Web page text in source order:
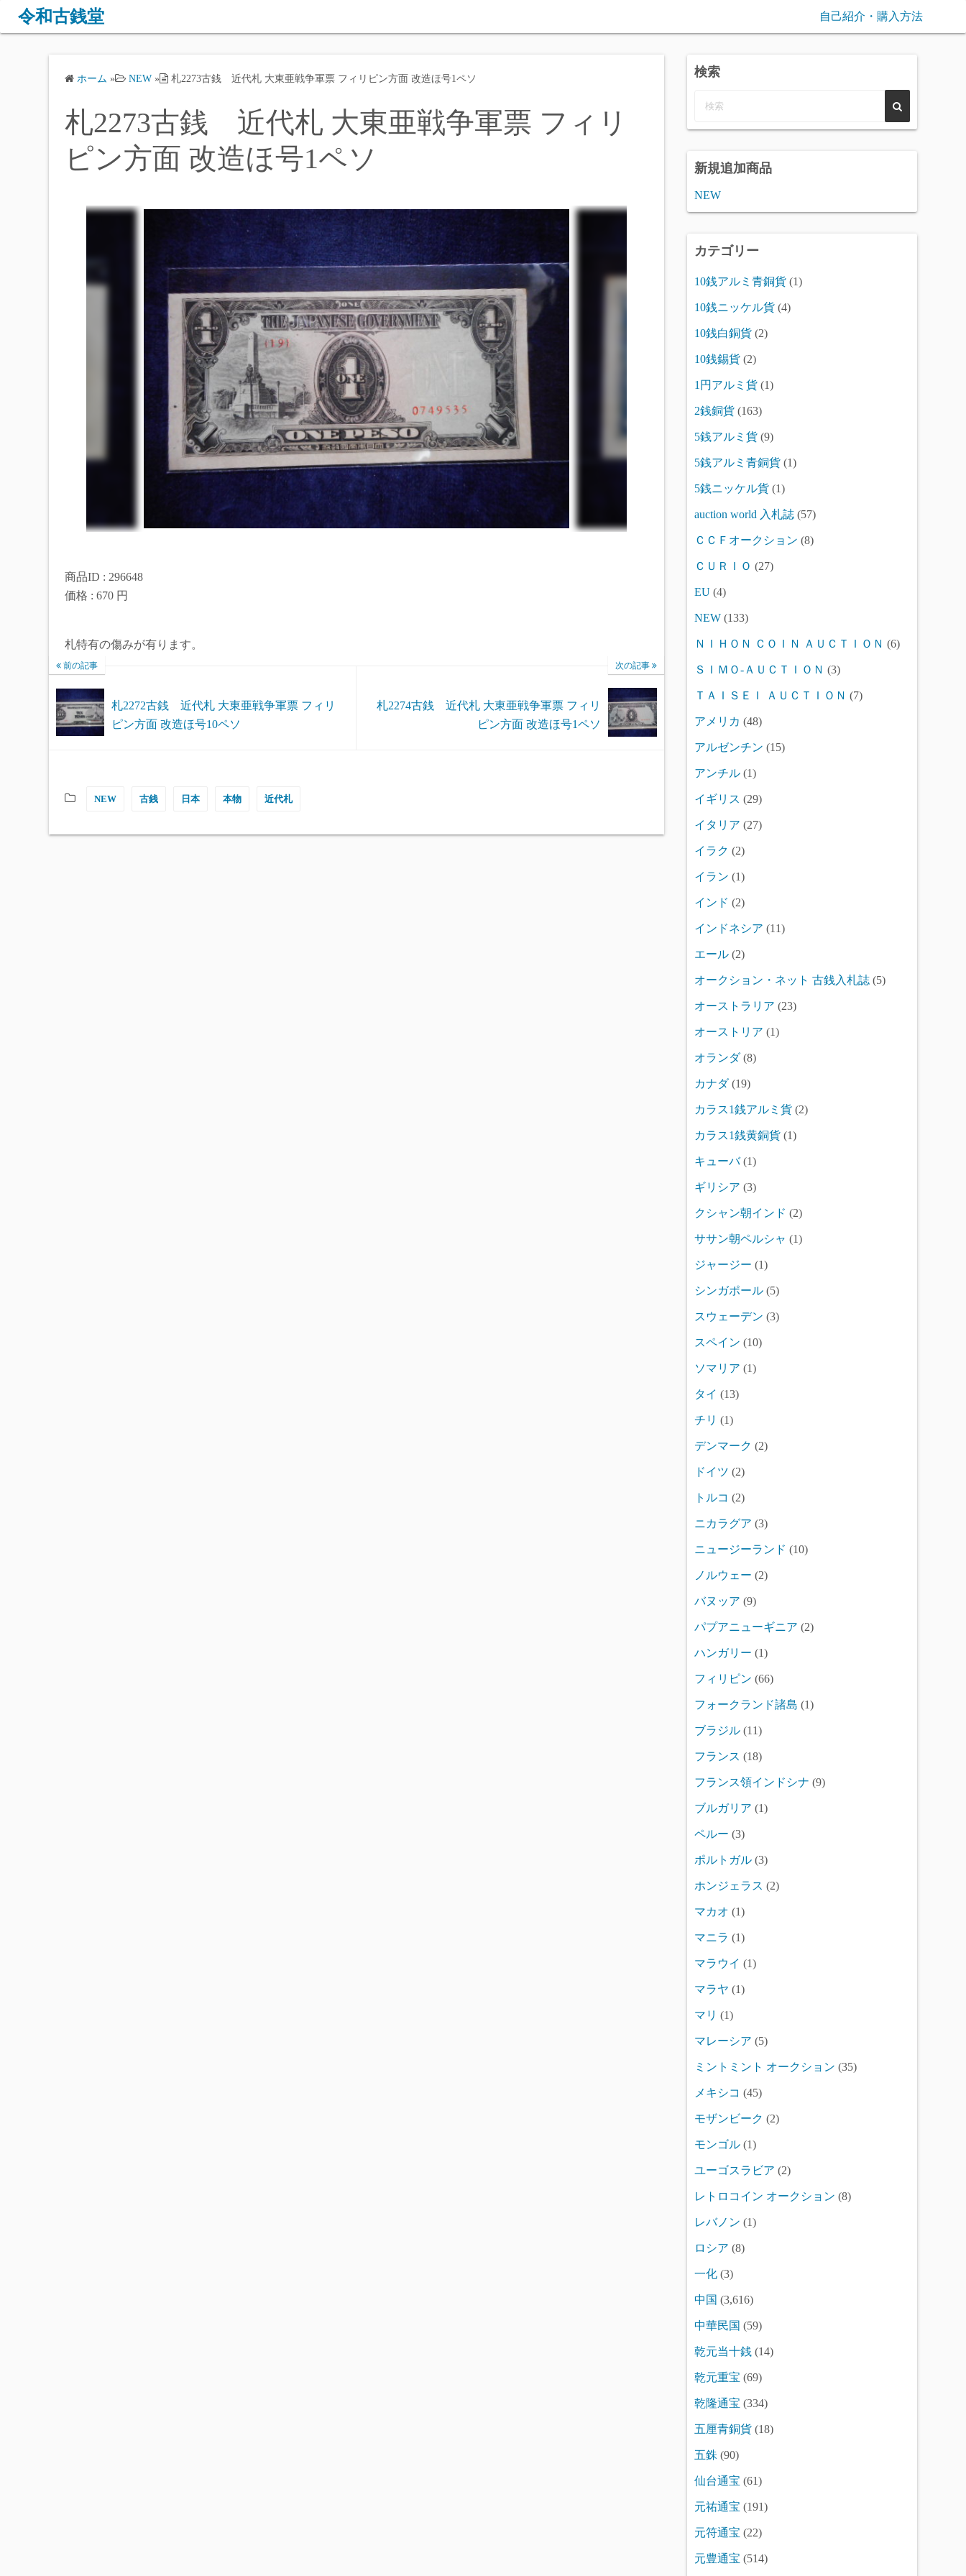
令和古銭堂 自己紹介・購入方法
ホーム » NEW » 札2273古銭 近代札 大東亜戦争軍票 フィリピン方面 改造ほ号1ペソ
札2273古銭 近代札 大東亜戦争軍票 フィリ
ピン方面 改造ほ号1ペソ
商品ID : 296648
価格 : 670 円
札特有の傷みが有ります。
前の記事
札2272古銭 近代札 大東亜戦争軍票 フィリ
ピン方面 改造ほ号10ペソ
次の記事
札2274古銭 近代札 大東亜戦争軍票 フィリ
ピン方面 改造ほ号1ペソ
NEW 古銭 日本 本物 近代札
検索
新規追加商品
NEW
カテゴリー
10銭アルミ青銅貨 (1)
10銭ニッケル貨 (4)
10銭白銅貨 (2)
10銭錫貨 (2)
1円アルミ貨 (1)
2銭銅貨 (163)
5銭アルミ貨 (9)
5銭アルミ青銅貨 (1)
5銭ニッケル貨 (1)
auction world 入札誌 (57)
ＣＣＦオークション (8)
ＣＵＲＩＯ (27)
EU (4)
NEW (133)
ＮＩＨＯＮ ＣＯＩＮ ＡＵＣＴＩＯＮ (6)
ＳＩＭＯ-ＡＵＣＴＩＯＮ (3)
ＴＡＩＳＥＩ ＡＵＣＴＩＯＮ (7)
アメリカ (48)
アルゼンチン (15)
アンチル (1)
イギリス (29)
イタリア (27)
イラク (2)
イラン (1)
インド (2)
インドネシア (11)
エール (2)
オークション・ネット 古銭入札誌 (5)
オーストラリア (23)
オーストリア (1)
オランダ(8)
カナダ(19)
カラス1銭アルミ貨 (2)
カラス1銭黄銅貨 (1)
キューバ(1)
ギリシア (3)
クシャン朝インド (2)
ササン朝ペルシャ (1)
ジャージー (1)
シンガポール (5)
スウェーデン (3)
スペイン (10)
ソマリア (1)
タイ (13)
チリ (1)
デンマーク (2)
ドイツ (2)
トルコ (2)
ニカラグア (3)
ニュージーランド (10)
ノルウェー (2)
バヌッア (9)
パプアニューギニア (2)
ハンガリー (1)
フィリピン (66)
フォークランド諸島 (1)
ブラジル (11)
フランス (18)
フランス領インドシナ (9)
ブルガリア (1)
ペルー (3)
ポルトガル (3)
ホンジェラス (2)
マカオ (1)
マニラ (1)
マラウイ (1)
マラヤ (1)
マリ (1)
マレーシア (5)
ミントミント オークション (35)
メキシコ (45)
モザンビーク (2)
モンゴル (1)
ユーゴスラビア (2)
レトロコイン オークション (8)
レバノン (1)
ロシア (8)
一化 (3)
中国 (3,616)
中華民国 (59)
乾元当十銭 (14)
乾元重宝 (69)
乾隆通宝 (334)
五厘青銅貨 (18)
五銖 (90)
仙台通宝 (61)
元祐通宝 (191)
元符通宝 (22)
元豊通宝 (514)